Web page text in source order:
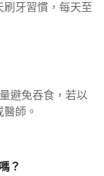
刷牙習慣，每天至
避免吞食，若以
師。
？